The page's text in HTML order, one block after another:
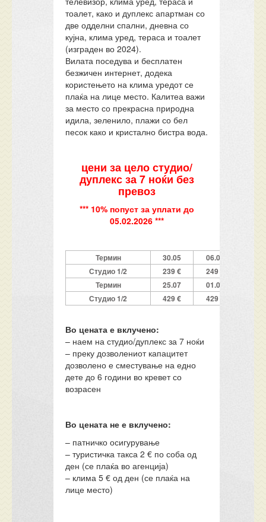
тоалет, како и дуплекс апартман со
две одделни спални, дневна со
кујна, клима уред, тераса и тоалет
(изграден во 2024).
Вилата поседува и бесплатен
безжичен интернет, додека
користењето на клима уредот се
плаќа на лице место. Калитеа важи
за место со прекрасна природна
идила, зеленило, плажи со бел
песок како и кристално бистра вода.
цени за цело студио/
дуплекс за 7 ноќи без
превоз
*** 10% попуст за уплати до
05.02.2026 ***
Термин 30.05 06.06
Студио 1/2
239 € 249 €
Термин
25.07 01.08
Студио 1/2
429 € 429 €
Во цената е вклучено:
– наем на студио/дуплекс за 7 ноќи
– преку дозволениот капацитет
дозволено е сместување на едно
дете до 6 години во кревет со
возрасен
Во цената не е вклучено:
– патничко осигурување
– туристичка такса 2 € по соба од
ден (се плаќа во агенција)
– клима 5 € од ден (се плаќа на
лице место)